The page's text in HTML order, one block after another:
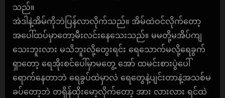
သည်။
အဲဒါနဲ့အိမ်ကိုဘဲပြန်လာလိုက်သည်။ အိမ်ထဲဝင်လိုက်တော့
အပေါ်ထပ်မှာတော့မီးလင်းနေသေးသည်။ မမတို့မအိပ်ကျ
သေးဘူးလား မသိဘူးလို့တွေးရင်း ရေသောက်မလို့ရေခွက်
ရှာတော့ ရေအိုးစင်ပေါ်မှာမတွေ့ အော် ထမင်းစားပွဲပေါ်
ရောက်နေတာဘဲ ရေခွပ်ထဲမှာလဲ ရေတွေနဲ့ပျင်းတာနဲ့အသစ်မ
ခပ်တော့ဘဲ တရှိန်ထိုးမော့လိုက်တော့ အား လားလား ရင်ထဲ